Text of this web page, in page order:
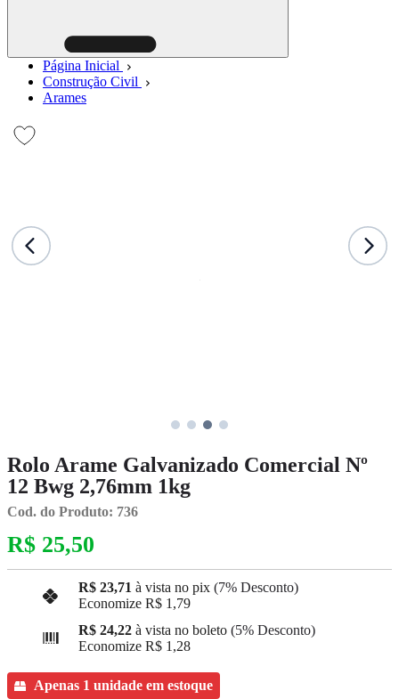
Página Inicial
Construção Civil
Arames
Rolo Arame Galvanizado Comercial Nº
12 Bwg 2,76mm 1kg
Cod. do Produto: 736
R$ 25,50
R$ 23,71 à vista no pix (7% Desconto)
Economize R$ 1,79
R$ 24,22 à vista no boleto (5% Desconto)
Economize R$ 1,28
Apenas 1 unidade em estoque